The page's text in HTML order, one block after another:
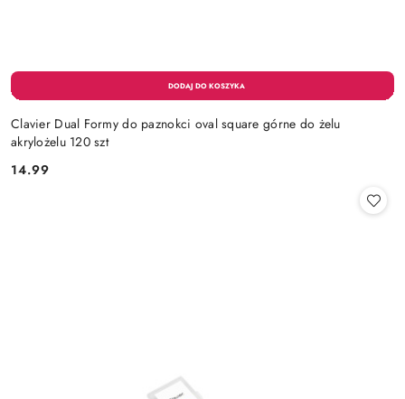
Clavier Dual Formy do paznokci oval square górne do żelu
akrylożelu 120 szt
Cena:
14.99